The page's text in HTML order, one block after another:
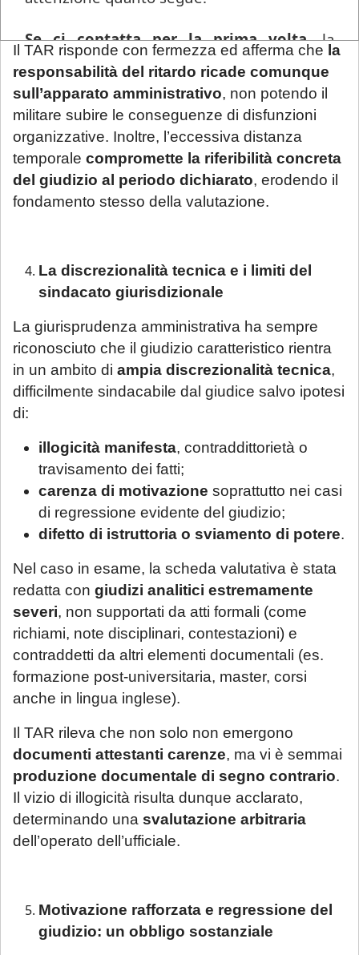
Il TAR risponde con fermezza ed afferma che la
responsabilità del ritardo ricade comunque
sull’apparato amministrativo, non potendo il
militare subire le conseguenze di disfunzioni
organizzative. Inoltre, l’eccessiva distanza
temporale compromette la riferibilità concreta
del giudizio al periodo dichiarato, erodendo il
fondamento stesso della valutazione.
La discrezionalità tecnica e i limiti del
sindacato giurisdizionale
La giurisprudenza amministrativa ha sempre
riconosciuto che il giudizio caratteristico rientra
in un ambito di ampia discrezionalità tecnica,
difficilmente sindacabile dal giudice salvo ipotesi
di:
illogicità manifesta, contraddittorietà o
travisamento dei fatti;
carenza di motivazione soprattutto nei casi
di regressione evidente del giudizio;
difetto di istruttoria o sviamento di potere.
Nel caso in esame, la scheda valutativa è stata
redatta con giudizi analitici estremamente
severi, non supportati da atti formali (come
richiami, note disciplinari, contestazioni) e
contraddetti da altri elementi documentali (es.
formazione post-universitaria, master, corsi
anche in lingua inglese).
Il TAR rileva che non solo non emergono
documenti attestanti carenze, ma vi è semmai
produzione documentale di segno contrario.
Il vizio di illogicità risulta dunque acclarato,
determinando una svalutazione arbitraria
dell’operato dell’ufficiale.
Motivazione rafforzata e regressione del
giudizio: un obbligo sostanziale
Se ci contatta per la prima volta, la
informiamo che ogni richiesta di
consulenza pervenuta in questo periodo
sarà gestita in videoconferenza a fronte di
un compenso di€ 180,00, in ragione del
periodo di chiusura dello Studio.Si precisa
che tale maggiorazione non comporta un
trattamento prioritario: l'appuntamento
della questione posta. Se interessato, si
invita a mandare una mail con richiesta di
Sarà comunque garantita assistenza
urgente esclusivamente per le seguenti
casistiche:
art. 415-bis c.p.p.;
ricorsi, memorie e osservazioni con
termine di scadenza ricadente nel
periodo di chiusura,solo se
comunicate tempestivamente alla
Per tali casistiche La invitiamo a descrivere
dettagliatamente la situazione in una
email: la Sua richiesta sarà evasa
esclusivamente tramite email di riscontro
da parte dello Studio, che indicherà le
modalità di gestione.
Se è già cliente dello Studio, le richieste
non strettamente urgenti (aggiornamenti
sullo stato della pratica, quesiti generali,
gestione adempimenti processuali
rinviabili) saranno prese in carico al rientro,
a partire dal 1° settembre 2026.